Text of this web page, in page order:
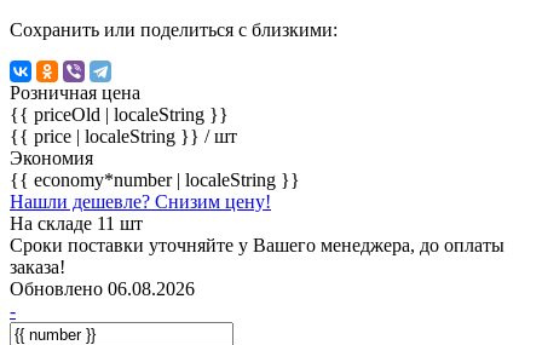
Сохранить или поделиться с близкими:
Розничная цена
{{ priceOld | localeString }}
{{ price | localeString }} / шт
Экономия
{{ economy*number | localeString }}
Нашли дешевле? Снизим цену!
На складе 11 шт
Сроки поставки уточняйте у Вашего менеджера, до оплаты
заказа!
Обновлено 06.08.2026
-